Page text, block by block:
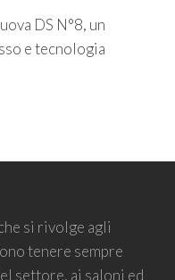
DS N°8, un
e tecnologia
si rivolge agli
tenere sempre
settore, ai saloni ed